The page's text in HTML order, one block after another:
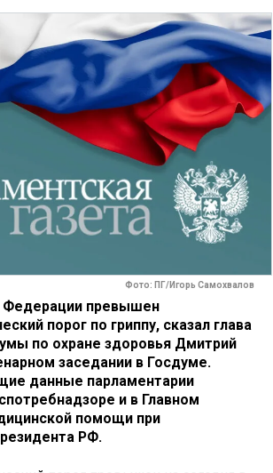
Фото: ПГ/Игорь Самохвалов
Федерации превышен
порог по гриппу, сказал глава
по охране здоровья Дмитрий
заседании в Госдуме.
данные парламентарии
и в Главном
помощи при
РФ.